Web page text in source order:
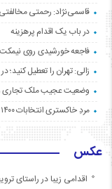
قاسمی‌نژاد: رحمتی
در باب یک اقدام پرهزینه
فاجعه خورشیدی روی
زالی: تهران را تعطیل کنید؛
وضعیت عجیب ملک تجاری و اداری
مردِ خاکستری انتخابات ۱۴۰۰ آمد /دردسر کلاب هاوس برای کاندیداها
عکس
اقدامی زیبا در راستای